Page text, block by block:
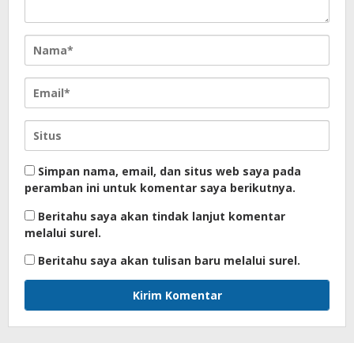
Simpan nama, email, dan situs web saya pada
peramban ini untuk komentar saya berikutnya.
Beritahu saya akan tindak lanjut komentar
melalui surel.
Beritahu saya akan tulisan baru melalui surel.